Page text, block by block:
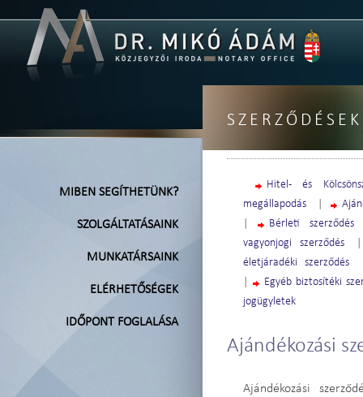
SZERZŐDÉSEK
MIBEN SEGÍTHETÜNK?
SZOLGÁLTATÁSAINK
MUNKATÁRSAINK
ELÉRHETŐSÉGEK
IDŐPONT FOGLALÁSA
Hitel- és
megállapodás
Bérleti szerződés
vagyonjogi szerződés
életjáradéki szerződés
Egyéb biztosítéki
jogügyletek
Ajándékozási
Ajándékozási